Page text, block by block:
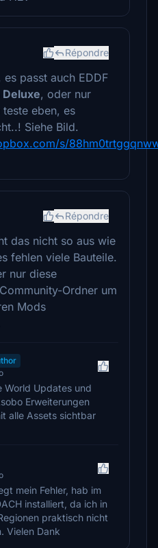
Répondre
passt auch EDDF
, oder nur
teste eben, es
Siehe Bild.
s/
Répondre
das nicht so aus wie
fehlen viele Bauteile.
nur diese
Ordner um
Mods
World Updates und
Erweiterungen
alle Assets sichtbar
mein Fehler, hab im
installiert, da ich in
praktisch nicht
Vielen Dank